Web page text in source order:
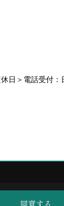
休日＞電話受付
同意する